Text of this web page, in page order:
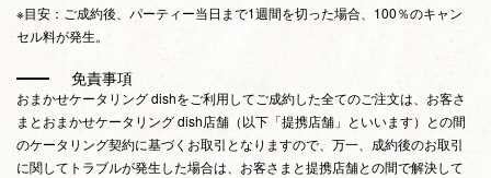
※目安：ご成約後、パーティー当日まで1週間を切った場合、100％のキャン
セル料が発生。
免責事項
おまかせケータリング dishをご利用してご成約した全てのご注文は、お客さ
まとおまかせケータリング dish店舗（以下「提携店舗」といいます）との間
のケータリング契約に基づくお取引となりますので、万一、成約後のお取引
に関してトラブルが発生した場合は、お客さまと提携店舗との間で解決して